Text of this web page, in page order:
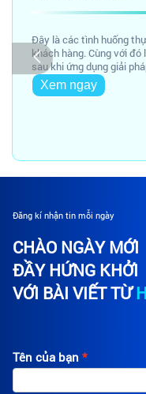
Đây là các tình huống
khách hàng. Cùng với
sau khi ứng dụng giải
Xem ngay
Đăng kí nhận tin mỗi ngày
CHÀO NGÀY MỚI
ĐẦY HỨNG KHỞI
VỚI BÀI VIẾT TỪ
Tên của bạn